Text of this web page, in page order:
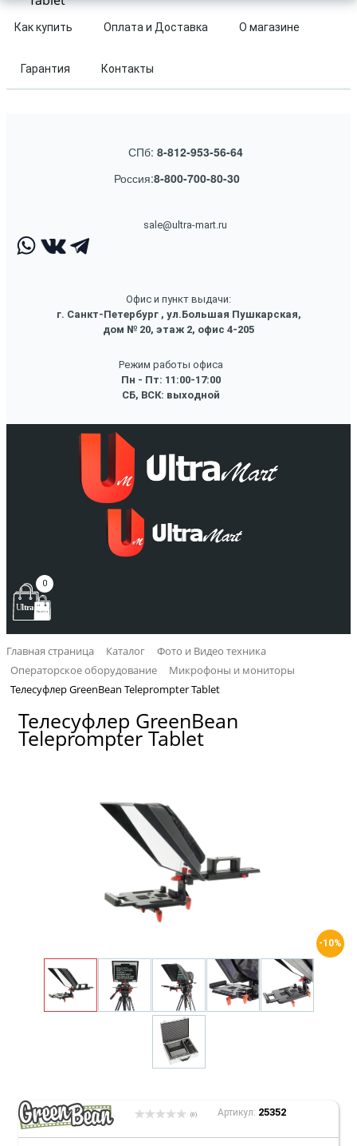
Как купить Оплата и Доставка О магазине
Гарантия Контакты
СПб: 8-812-953-56-64
Россия:8-800-700-80-30
sale@ultra-mart.ru
Офис и пункт выдачи:
г. Санкт-Петербург , ул.Большая Пушкарская,
дом № 20, этаж 2, офис 4-205
Режим работы офиса
Пн - Пт: 11:00-17:00
СБ, ВСК: выходной
0
Главная страница Каталог
Фото и Видео техника
Операторское оборудование
Микрофоны и мониторы
Телесуфлер GreenBean Teleprompter Tablet
Телесуфлер GreenBean
Teleprompter Tablet
-10%
(0) Артикул: 25352